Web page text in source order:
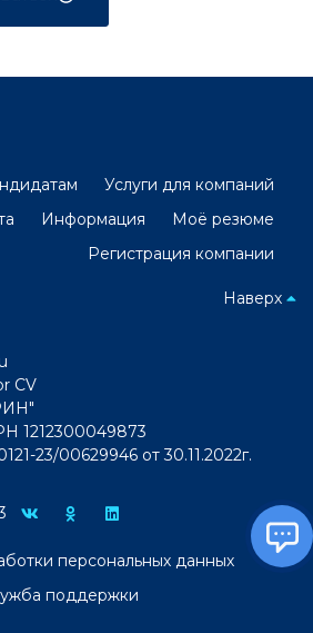
Услуги для компаний
Информация
Моё резюме
Регистрация компании
Наверх
CV
1212300049873
23/00629946 от 30.11.2022г.
персональных данных
поддержки